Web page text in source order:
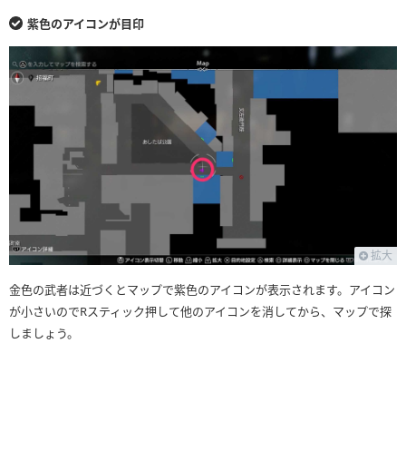
紫色のアイコンが目印
拡大
金色の武者は近づくとマップで紫色のアイコンが表示されます。アイコン
が小さいのでRスティック押して他のアイコンを消してから、マップで探
しましょう。